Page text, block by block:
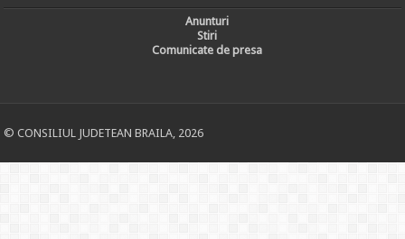
Anunturi
Stiri
Comunicate de presa
© CONSILIUL JUDETEAN BRAILA, 2026